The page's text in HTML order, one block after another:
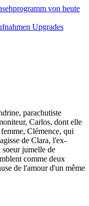
Upgrades
parachutiste
Carlos, dont elle
Clémence, qui
de Clara, l'ex-
soeur jumelle de
comme deux
de l'amour d'un même